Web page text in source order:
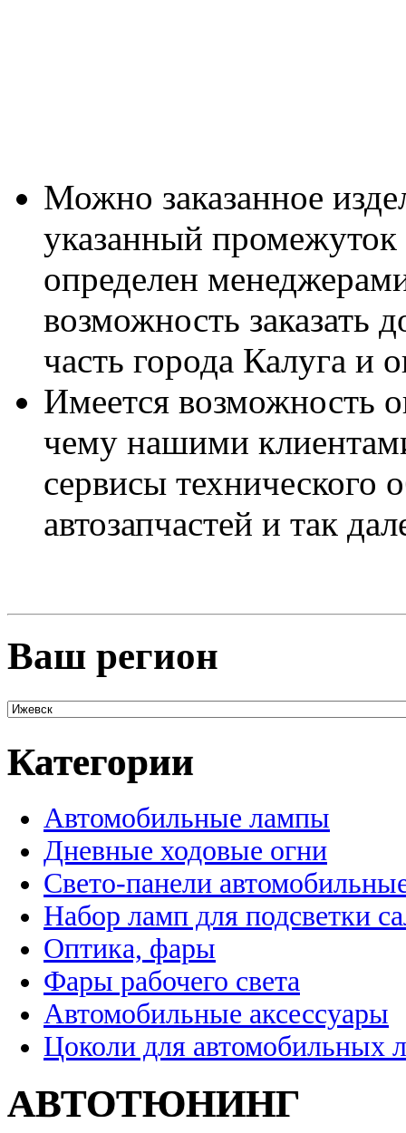
Можно заказанное
указанный
определен
возможность заказать
часть города Калуга и
Имеется возможность
чему нашими
сервисы технического
автозапчастей и так
Ваш регион
Категории
Автомобильные лампы
Дневные ходовые огни
Свето-панели
Набор ламп для подсветки
Оптика, фары
Фары рабочего света
Автомобильные аксессуары
Цоколи для автомобильных
АВТОТЮНИНГ